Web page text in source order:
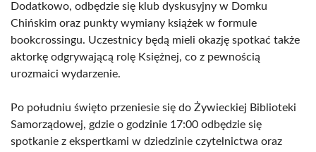
Dodatkowo, odbędzie się klub dyskusyjny w Domku
Chińskim oraz punkty wymiany książek w formule
bookcrossingu. Uczestnicy będą mieli okazję spotkać także
aktorkę odgrywającą rolę Księżnej, co z pewnością
urozmaici wydarzenie.
Po południu święto przeniesie się do Żywieckiej Biblioteki
Samorządowej, gdzie o godzinie 17:00 odbędzie się
spotkanie z ekspertkami w dziedzinie czytelnictwa oraz